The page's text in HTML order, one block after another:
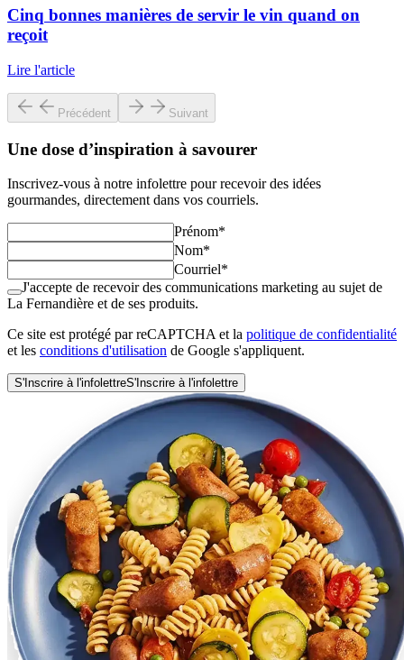
Cinq bonnes manières de servir le vin quand on
reçoit
Lire l'article
Précédent Suivant
Une dose d’inspiration à savourer
Inscrivez-vous à notre infolettre pour recevoir des idées
gourmandes, directement dans vos courriels.
Prénom*
Nom*
Courriel*
J'accepte de recevoir des communications marketing au sujet de
La Fernandière et de ses produits.
Ce site est protégé par reCAPTCHA et la politique de confidentialité
et les conditions d'utilisation de Google s'appliquent.
S'Inscrire à l'infolettreS'Inscrire à l'infolettre